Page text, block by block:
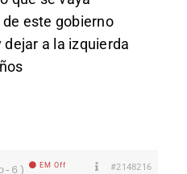
este gobierno
a la izquierda
6) EM Off #2148216